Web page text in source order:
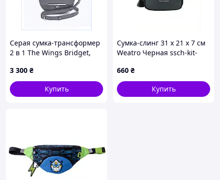
Серая сумка-трансформер
2 в 1 The Wings Bridget,
3 300 ₴
Купить
Сумка-слинг 31 х 21 х 7 см
Weatro Черная ssch-kit-
660 ₴
Купить